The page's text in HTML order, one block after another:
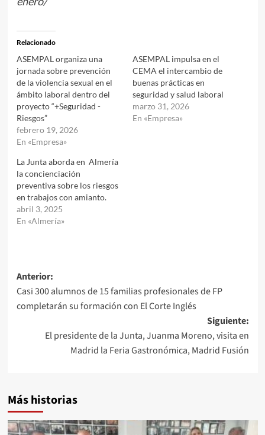
Relacionado
ASEMPAL organiza una
jornada sobre prevención
de la violencia sexual en el
ámbito laboral dentro del
proyecto “+Seguridad -
Riesgos”
febrero 19, 2026
En «Empresa»
ASEMPAL impulsa en el
CEMA el intercambio de
buenas prácticas en
seguridad y salud laboral
marzo 31, 2026
En «Empresa»
La Junta aborda en Almería
la concienciación
preventiva sobre los riesgos
en trabajos con amianto.
abril 3, 2025
En «Almería»
Navegación
de
entradas
Anterior:
Casi 300 alumnos de 15 familias profesionales de FP
completarán su formación con El Corte Inglés
Siguiente:
El presidente de la Junta, Juanma Moreno, visita en
Madrid la Feria Gastronómica, Madrid Fusión
Más historias